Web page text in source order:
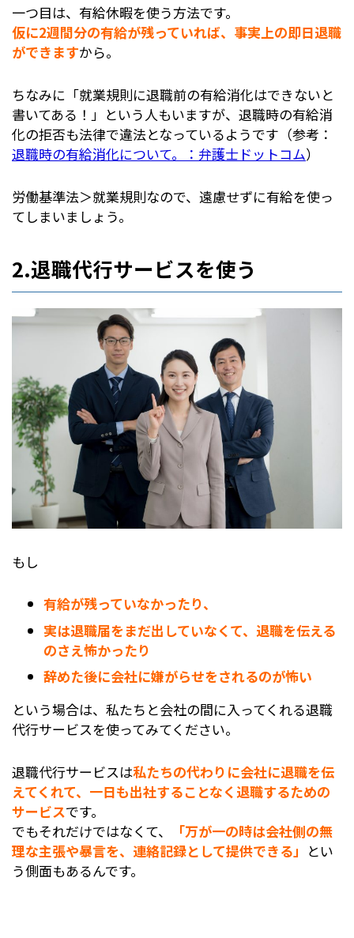
一つ目は、有給休暇を使う方法です。
仮に2週間分の有給が残っていれば、事実上の即日退職
ができますから。
ちなみに「就業規則に退職前の有給消化はできないと
書いてある！」という人もいますが、退職時の有給消
化の拒否も法律で違法となっているようです（参考：
退職時の有給消化について。：弁護士ドットコム）
労働基準法＞就業規則なので、遠慮せずに有給を使っ
てしまいましょう。
2.退職代行サービスを使う
もし
有給が残っていなかったり、
実は退職届をまだ出していなくて、退職を伝える
のさえ怖かったり
辞めた後に会社に嫌がらせをされるのが怖い
という場合は、私たちと会社の間に入ってくれる退職
代行サービスを使ってみてください。
退職代行サービスは私たちの代わりに会社に退職を伝
えてくれて、一日も出社することなく退職するための
サービスです。
でもそれだけではなくて、
「万が一の時は会社側の無
理な主張や暴言を、連絡記録として提供できる」 とい
う側面もあるんです。